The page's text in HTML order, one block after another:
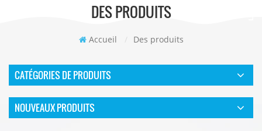
DES PRODUITS
Accueil / Des produits
CATÉGORIES DE PRODUITS
NOUVEAUX PRODUITS